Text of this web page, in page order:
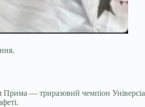
— триразовий чемпіон